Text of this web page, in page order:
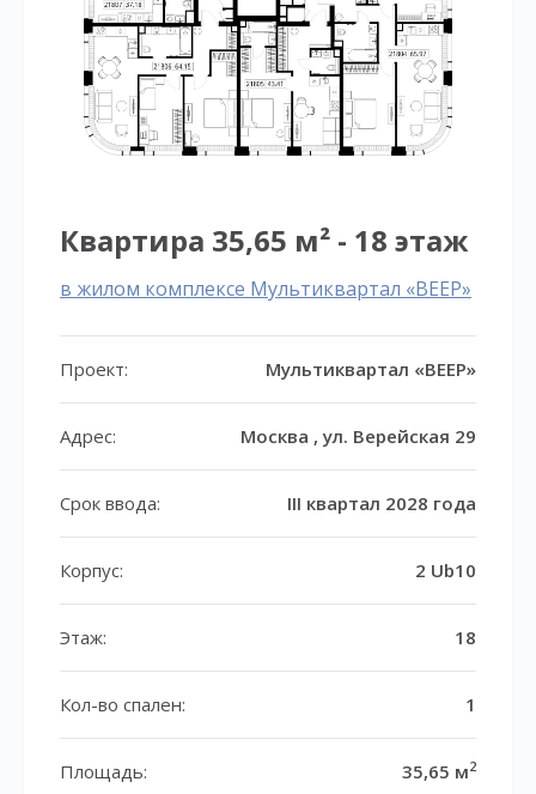
Квартира 35,65 м² - 18 этаж
в жилом комплексе Мультиквартал «ВЕЕР»
Проект: Мультиквартал «ВЕЕР»
Адрес: Москва , ул. Верейская 29
Срок ввода: III квартал 2028 года
Корпус: 2 Ub10
Этаж: 18
Кол-во спален: 1
Площадь: 35,65 м2